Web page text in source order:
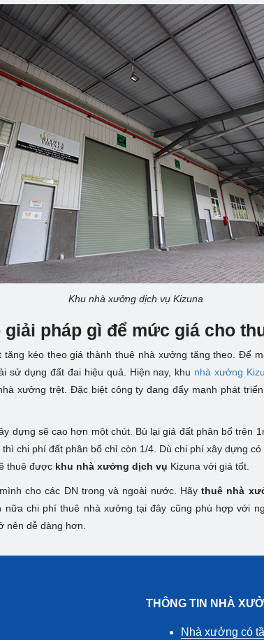
Khu nhà xưởng dịch vụ Kizuna
giải pháp gì để mức giá cho
tăng kéo theo giá thành thuê nhà xưởng tăng theo. Để
sử dụng đất đai hiệu quả. Hiện nay, khu nhà xưởng
xưởng trệt. Đặc biệt công ty đang đẩy mạnh phát
dựng sẽ cao hơn một chút. Bù lại giá đất phân bổ trên
chi phí đất phân bổ chỉ còn 1/4. Dù chi phí xây dựng
thuê được khu nhà xưởng dịch vụ Kizuna với giá tốt.
cho các DN trong và ngoài nước. Hãythuê nhà
nữa chi phí thuê nhà xưởng tại đây cũng phù hợp với
nên dễ dàng hơn.
THÔNG TIN NHÀ
Nhà xưởng có